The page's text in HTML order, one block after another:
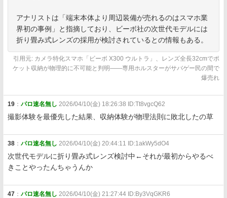
アナリストは「端末本体より周辺装備が売れるのはスマホ業
界初の事例」と指摘しており、ビーボ社の次世代モデルには
折り畳み式レンズの採用が検討されているとの情報もある。
引用元: カメラ特化スマホ「ビーボ X300 ウルトラ」、レンズ全長32cmでポ
ケット収納が物理的に不可能と判明――専用ホルスターがサバゲー民の間で
爆売れ
19 ： パロ速名無し 2026/04/10(金) 18:26:38 ID:Tt8vgcQ62
撮影体験を最優先した結果、収納体験が物理法則に敗北したの草
38 ： パロ速名無し 2026/04/10(金) 20:44:11 ID:1akWy5dO4
次世代モデルに折り畳み式レンズ検討中←それが最初からやるべ
きことやったんちゃうんか
47 ： パロ速名無し 2026/04/10(金) 21:27:44 ID:By3VqGKR6